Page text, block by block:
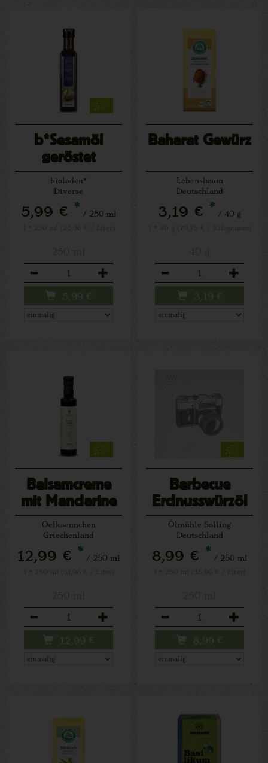
b*Sesamöl
geröstet
bioladen*
Diverse
5,99 € * / 250 ml
5,99 €
Baharat Gewürz
Lebensbaum
Deutschland
3,19 € * / 40 g
3,19 €
Balsamcreme
mit Mandarine
Oelkaennchen
Griechenland
12,99 € * / 250 ml
12,99 €
Barbecue
Erdnusswürzöl
250 ml EG-Bio
Ölmühle Solling
Deutschland
8,99 € * / 250 ml
8,99 €